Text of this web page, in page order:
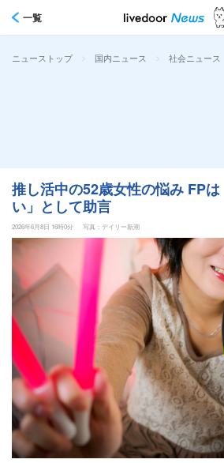
一覧
ニューストップ > 国内ニュース > 社会ニュース
推し活中の52歳女性の悩み FP
い」として助言
2026年6月8日 16時0分 写真：デイリー新潮